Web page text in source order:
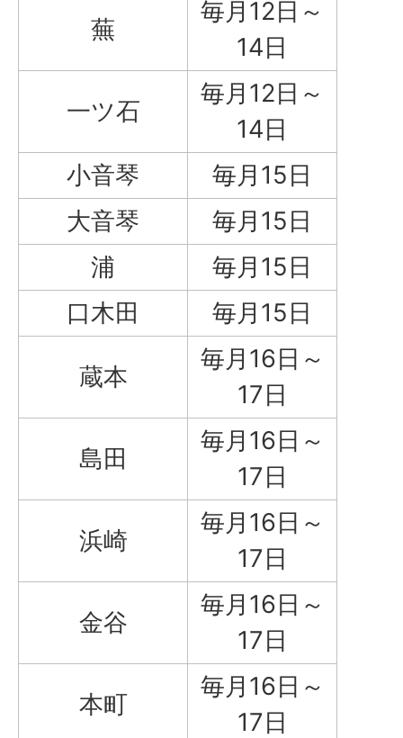
蕪
毎月12日～
14日
一ツ石
毎月12日～
14日
小音琴
毎月15日
大音琴
毎月15日
浦
毎月15日
口木田
毎月15日
蔵本
毎月16日～
17日
島田
毎月16日～
17日
浜崎
毎月16日～
17日
金谷
毎月16日～
17日
本町
毎月16日～
17日